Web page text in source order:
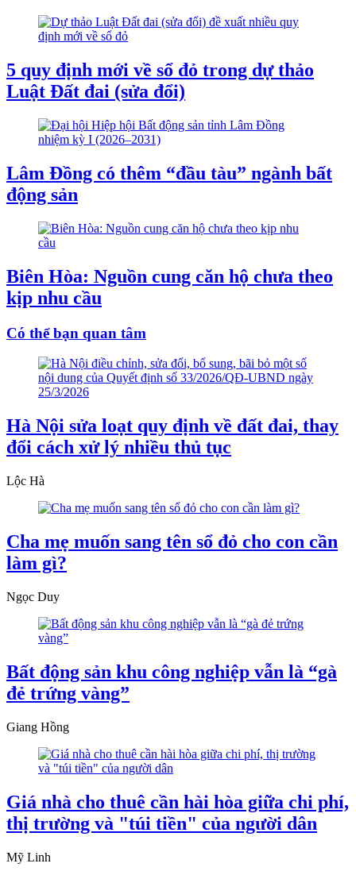
5 quy định mới về sổ đỏ trong dự thảo
Luật Đất đai (sửa đổi)
Lâm Đồng có thêm “đầu tàu” ngành bất
động sản
Biên Hòa: Nguồn cung căn hộ chưa theo
kịp nhu cầu
Có thể bạn quan tâm
Hà Nội sửa loạt quy định về đất đai, thay
đổi cách xử lý nhiều thủ tục
Lộc Hà
Cha mẹ muốn sang tên sổ đỏ cho con cần
làm gì?
Ngọc Duy
Bất động sản khu công nghiệp vẫn là “gà
đẻ trứng vàng”
Giang Hồng
Giá nhà cho thuê cần hài hòa giữa chi phí,
thị trường và "túi tiền" của người dân
Mỹ Linh